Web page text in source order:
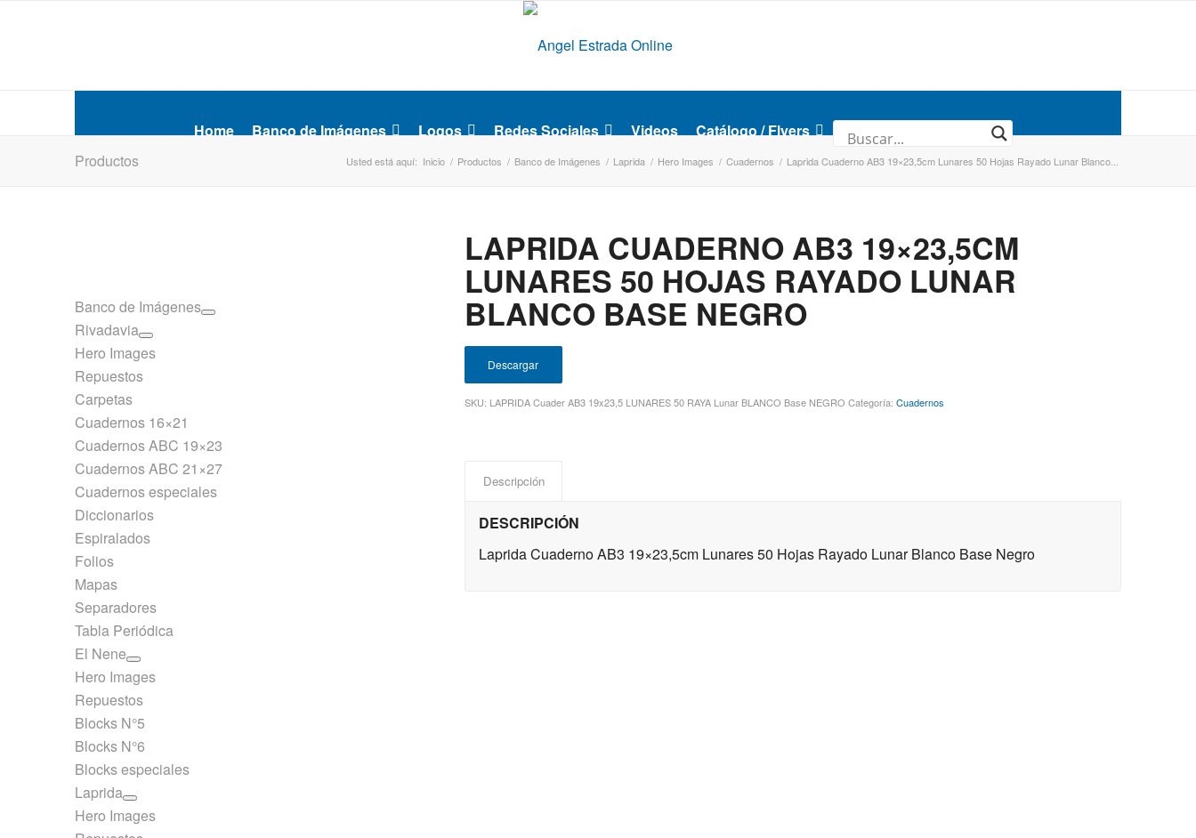
Home Banco de Imágenes Logos Redes Sociales Videos
Catálogo / Flyers
Productos
Usted está aquí: Inicio / Productos / Banco de Imágenes / Laprida / Hero Images / Cuadernos / Laprida Cuaderno AB3 19×23,5cm Lunares 50 Hojas Rayado Lunar Blanco...
Banco de Imágenes
Rivadavia
Hero Images
Repuestos
Carpetas
Cuadernos 16×21
Cuadernos ABC 19×23
Cuadernos ABC 21×27
Cuadernos especiales
Diccionarios
Espiralados
Folios
Mapas
Separadores
Tabla Periódica
El Nene
Hero Images
Repuestos
Blocks N°5
Blocks N°6
Blocks especiales
Laprida
Hero Images
LAPRIDA CUADERNO AB3 19×23,5CM
LUNARES 50 HOJAS RAYADO LUNAR
BLANCO BASE NEGRO
Descargar
SKU: LAPRIDA Cuader AB3 19x23,5 LUNARES 50 RAYA Lunar BLANCO Base NEGRO Categoría: Cuadernos
Descripción
DESCRIPCIÓN
Laprida Cuaderno AB3 19×23,5cm Lunares 50 Hojas Rayado Lunar Blanco Base Negro